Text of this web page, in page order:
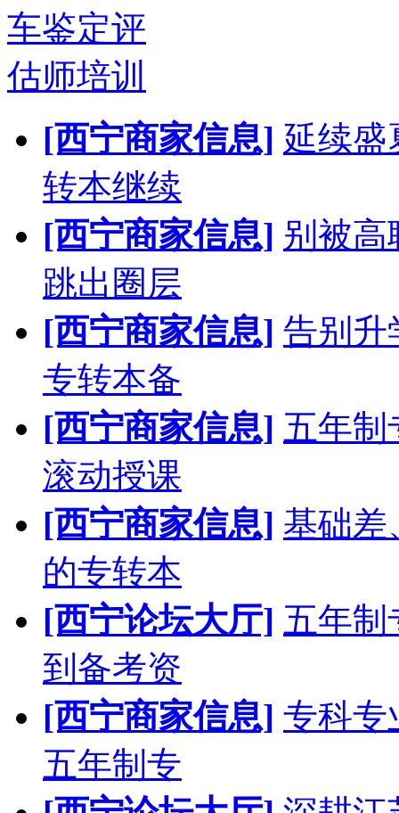
车鉴定评
估师培训
[西宁商家信息] 延续盛
转本继续
[西宁商家信息] 别被高
跳出圈层
[西宁商家信息] 告别升
专转本备
[西宁商家信息] 五年制
滚动授课
[西宁商家信息] 基础差
的专转本
[西宁论坛大厅] 五年制
到备考资
[西宁商家信息] 专科专
五年制专